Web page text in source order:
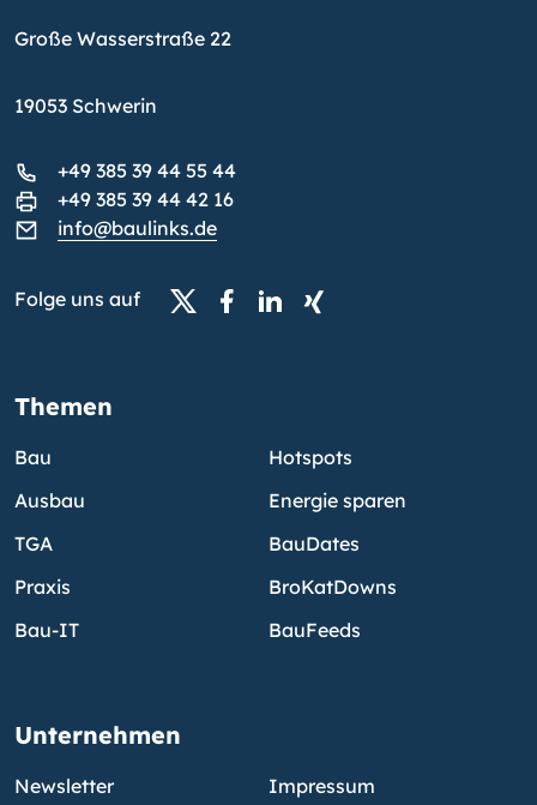
Große Wasserstraße 22
19053 Schwerin
+49 385 39 44 55 44
+49 385 39 44 42 16
info@baulinks.de
Folge uns auf
Themen
Bau
Ausbau
TGA
Praxis
Bau-IT
Hotspots
Energie sparen
BauDates
BroKatDowns
BauFeeds
Unternehmen
Newsletter Impressum